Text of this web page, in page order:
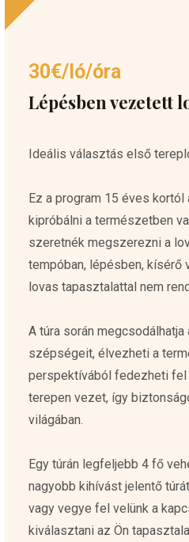
30€/ló/óra
Lépésben vezetett
Ideális választás első
Ez a program 15 éves
kipróbálni a természetben
szeretnék megszerezni a
tempóban, lépésben,
lovas tapasztalattal nem
A túra során
szépségeit, élvezheti a
perspektívából fedezheti fel
terepen vezet, így
világában.
Egy túrán legfeljebb 4 fő
nagyobb kihívást jelentő
vagy vegye fel velünk a
kiválasztani az Ön